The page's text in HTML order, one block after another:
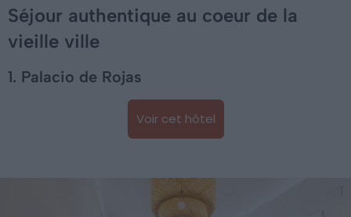
Séjour authentique au coeur de la
vieille ville
1. Palacio de Rojas
Voir cet hôtel